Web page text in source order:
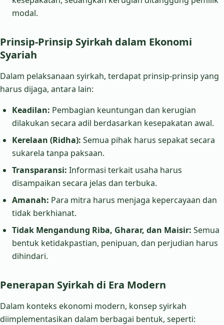
modal.
Prinsip-Prinsip Syirkah dalam Ekonomi
Syariah
Dalam pelaksanaan syirkah, terdapat prinsip-prinsip yang
harus dijaga, antara lain:
Keadilan: Pembagian keuntungan dan kerugian
dilakukan secara adil berdasarkan kesepakatan awal.
Kerelaan (Ridha): Semua pihak harus sepakat secara
sukarela tanpa paksaan.
Transparansi: Informasi terkait usaha harus
disampaikan secara jelas dan terbuka.
Amanah: Para mitra harus menjaga kepercayaan dan
tidak berkhianat.
Tidak Mengandung Riba, Gharar, dan Maisir: Semua
bentuk ketidakpastian, penipuan, dan perjudian harus
dihindari.
Penerapan Syirkah di Era Modern
Dalam konteks ekonomi modern, konsep syirkah
diimplementasikan dalam berbagai bentuk, seperti: